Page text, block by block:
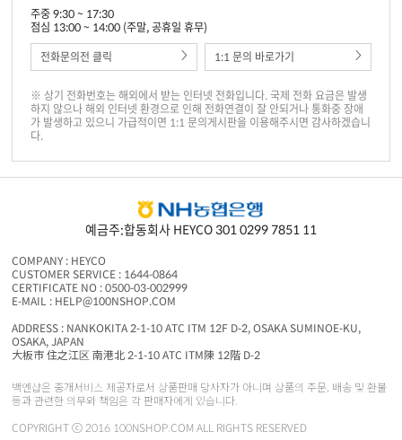
주중 9:30 ~ 17:30
점심 13:00 ~ 14:00 (주말, 공휴일 휴무)
전화문의전 클릭
1:1 문의 바로가기
※ 상기 전화번호는 해외에서 받는 인터넷 전화입니다. 국제 전화 요금은 발생
하지 않으나 해외 인터넷 환경으로 인해 전화연결이 잘 안되거나 통화중 장애
가 발생하고 있으니 가급적이면 1:1 문의게시판을 이용해주시면 감사하겠습니
다.
예금주:합동회사 HEYCO 301 0299 7851 11
COMPANY : HEYCO
CUSTOMER SERVICE : 1644-0864
CERTIFICATE NO : 0500-03-002999
E-MAIL : HELP@100NSHOP.COM
ADDRESS : NANKOKITA 2-1-10 ATC ITM 12F D-2, OSAKA SUMINOE-KU,
OSAKA, JAPAN
大板市 住之江区 南港北 2-1-10 ATC ITM陳 12階 D-2
백엔샵은 중개서비스 제공자로서 상품판매 당사자가 아니며 상품의 주문, 배송 및 환불
등과 관련한 의무와 책임은 각 판매자에게 있습니다.
COPYRIGHT ⓒ 2016 100NSHOP.COM ALL RIGHTS RESERVED